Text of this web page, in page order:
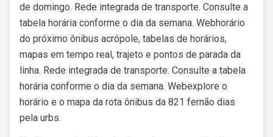
de domingo. Rede integrada de transporte. Consulte a
tabela horária conforme o dia da semana. Webhorário
do próximo ônibus acrópole, tabelas de horários,
mapas em tempo real, trajeto e pontos de parada da
linha. Rede integrada de transporte. Consulte a tabela
horária conforme o dia da semana. Webexplore o
horário e o mapa da rota ônibus da 821 fernão dias
pela urbs.